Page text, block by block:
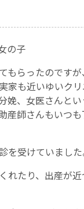
の子
もらったのです
家も近いゆいク
娩、女医さんと
産師さんもいつ
を受けていました
れたり、出産が
つき支援
児
種
療内容
まな講座・クラス